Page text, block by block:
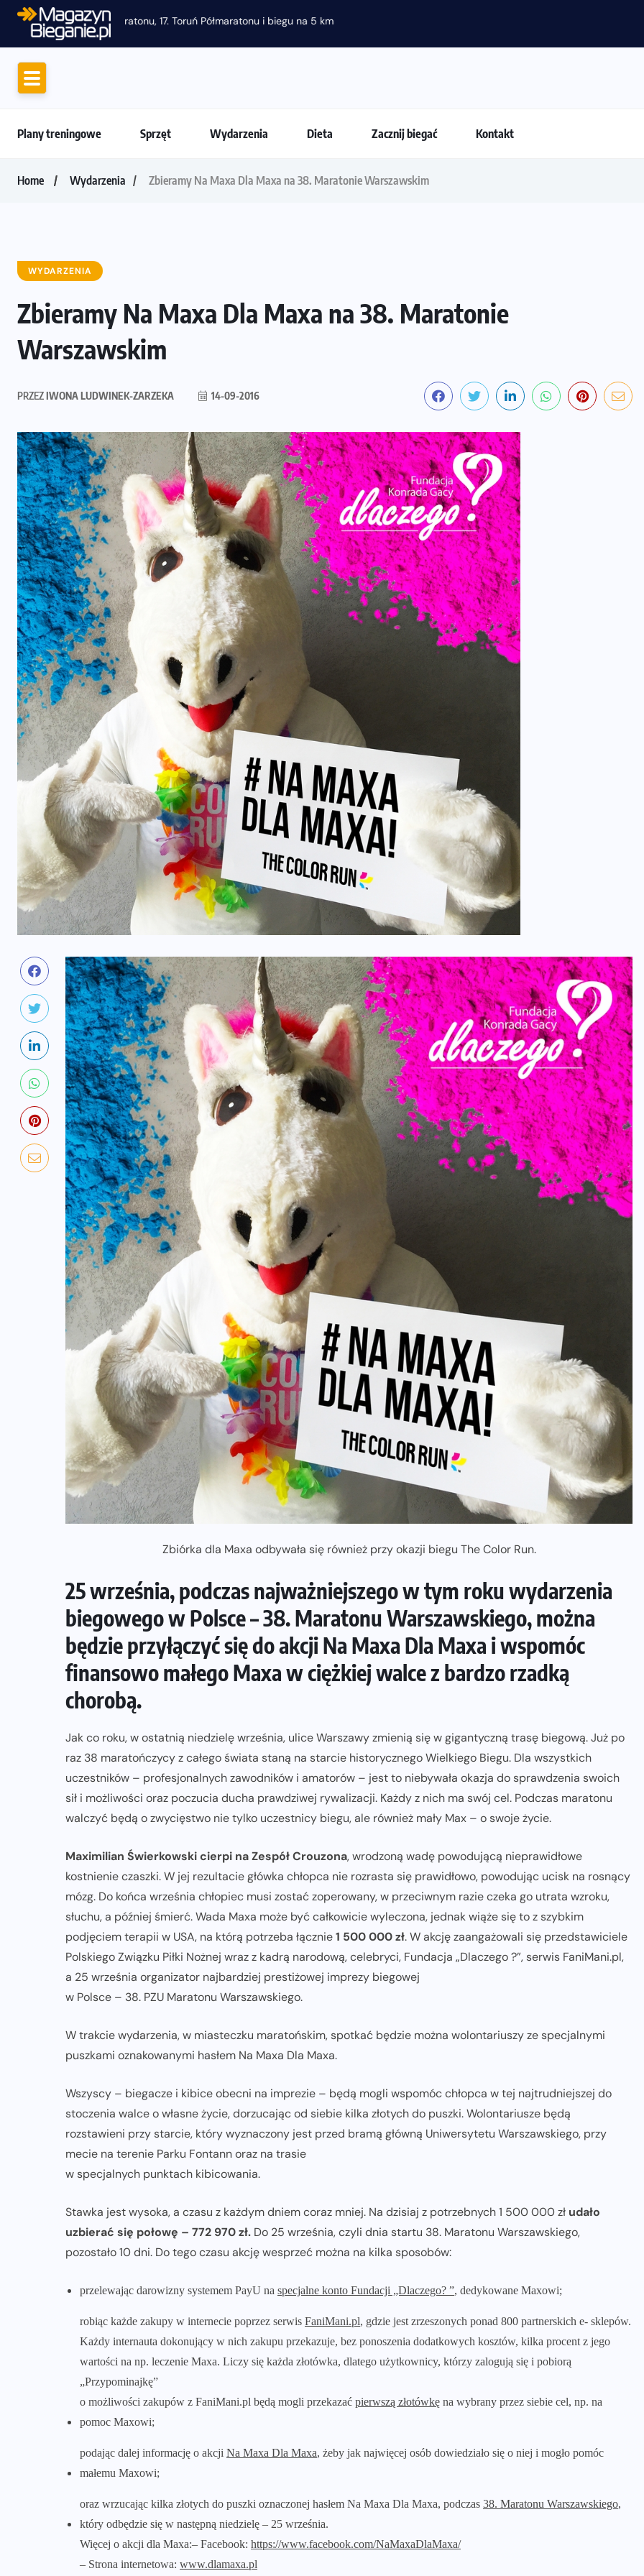
Motywacja do biegania. Dlaczego życiówki przestają być najważniejsze?
Plany treningowe Sprzęt Wydarzenia Dieta Zacznij biegać Kontakt
Home Wydarzenia Zbieramy Na Maxa Dla Maxa na 38. Maratonie Warszawskim
WYDARZENIA
Zbieramy Na Maxa Dla Maxa na 38. Maratonie
Warszawskim
PRZEZIWONA LUDWINEK-ZARZEKA 14-09-2016
Zbiórka dla Maxa odbywała się również przy okazji biegu The Color Run.
25 września, podczas najważniejszego w tym roku wydarzenia
biegowego w Polsce – 38. Maratonu Warszawskiego, można
będzie przyłączyć się do akcji Na Maxa Dla Maxa i wspomóc
finansowo małego Maxa w ciężkiej walce z bardzo rzadką
chorobą.
Jak co roku, w ostatnią niedzielę września, ulice Warszawy zmienią się w gigantyczną trasę biegową. Już po
raz 38 maratończycy z całego świata staną na starcie historycznego Wielkiego Biegu. Dla wszystkich
uczestników – profesjonalnych zawodników i amatorów – jest to niebywała okazja do sprawdzenia swoich
sił i możliwości oraz poczucia ducha prawdziwej rywalizacji. Każdy z nich ma swój cel. Podczas maratonu
walczyć będą o zwycięstwo nie tylko uczestnicy biegu, ale również mały Max – o swoje życie.
Maximilian Świerkowski cierpi na Zespół Crouzona, wrodzoną wadę powodującą nieprawidłowe
kostnienie czaszki. W jej rezultacie główka chłopca nie rozrasta się prawidłowo, powodując ucisk na rosnący
mózg. Do końca września chłopiec musi zostać zoperowany, w przeciwnym razie czeka go utrata wzroku,
słuchu, a później śmierć. Wada Maxa może być całkowicie wyleczona, jednak wiąże się to z szybkim
podjęciem terapii w USA, na którą potrzeba łącznie1 500 000 zł. W akcję zaangażowali się przedstawiciele
Polskiego Związku Piłki Nożnej wraz z kadrą narodową, celebryci, Fundacja „Dlaczego ?”, serwis FaniMani.pl,
a 25 września organizator najbardziej prestiżowej imprezy biegowej
w Polsce – 38. PZU Maratonu Warszawskiego.
W trakcie wydarzenia, w miasteczku maratońskim, spotkać będzie można wolontariuszy ze specjalnymi
puszkami oznakowanymi hasłem Na Maxa Dla Maxa.
Wszyscy – biegacze i kibice obecni na imprezie – będą mogli wspomóc chłopca w tej najtrudniejszej do
stoczenia walce o własne życie, dorzucając od siebie kilka złotych do puszki. Wolontariusze będą
rozstawieni przy starcie, który wyznaczony jest przed bramą główną Uniwersytetu Warszawskiego, przy
mecie na terenie Parku Fontann oraz na trasie
w specjalnych punktach kibicowania.
Stawka jest wysoka, a czasu z każdym dniem coraz mniej. Na dzisiaj z potrzebnych 1 500 000 zł udało
uzbierać się połowę – 772 970 zł. Do 25 września, czyli dnia startu 38. Maratonu Warszawskiego,
pozostało 10 dni. Do tego czasu akcję wesprzeć można na kilka sposobów:
przelewając darowizny systemem PayU na specjalne konto Fundacji „Dlaczego? ”, dedykowane Maxowi;
robiąc każde zakupy w internecie poprzez serwis FaniMani.pl, gdzie jest zrzeszonych ponad 800 partnerskich e- sklepów.
Każdy internauta dokonujący w nich zakupu przekazuje, bez ponoszenia dodatkowych kosztów, kilka procent z jego
wartości na np. leczenie Maxa. Liczy się każda złotówka, dlatego użytkownicy, którzy zalogują się i pobiorą
„Przypominajkę”
o możliwości zakupów z FaniMani.pl będą mogli przekazać pierwszą złotówkę na wybrany przez siebie cel, np. na
pomoc Maxowi;
podając dalej informację o akcji Na Maxa Dla Maxa, żeby jak najwięcej osób dowiedziało się o niej i mogło pomóc
małemu Maxowi;
oraz wrzucając kilka złotych do puszki oznaczonej hasłem Na Maxa Dla Maxa, podczas 38. Maratonu Warszawskiego,
który odbędzie się w następną niedzielę – 25 września.
Więcej o akcji dla Maxa:– Facebook: https://www.facebook.com/NaMaxaDlaMaxa/
– Strona internetowa: www.dlamaxa.pl
NADCHODZĄCE IMPREZY WYDARZENIA
ZAPOWIEDZI IMPREZ
Sprawdzone trasy wracają! Poznaj
przebieg 43. Toruń Maratonu, 17.
Toruń Półmaratonu i biegu na 5 km
06-08-2026